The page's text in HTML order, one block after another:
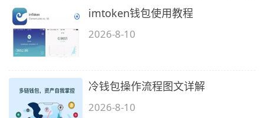
imtoken钱包使用教程
2026-8-10
冷钱包操作流程图文详解
2026-8-10